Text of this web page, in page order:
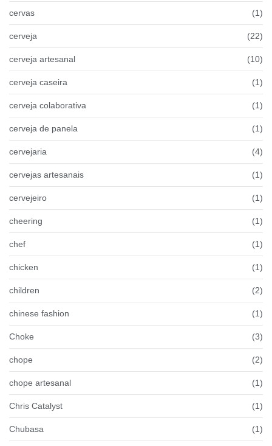
cervas (1)
cerveja (22)
cerveja artesanal (10)
cerveja caseira (1)
cerveja colaborativa (1)
cerveja de panela (1)
cervejaria (4)
cervejas artesanais (1)
cervejeiro (1)
cheering (1)
chef (1)
chicken (1)
children (2)
chinese fashion (1)
Choke (3)
chope (2)
chope artesanal (1)
Chris Catalyst (1)
Chubasa (1)